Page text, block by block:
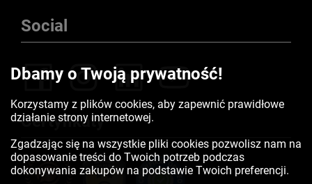
Social
Certyfikaty
Dbamy o Twoją prywatność!
Korzystamy z plików cookies, aby zapewnić prawidłowe
działanie strony internetowej.
Zgadzając się na wszystkie pliki cookies pozwolisz nam na
dopasowanie treści do Twoich potrzeb podczas
dokonywania zakupów na podstawie Twoich preferencji.